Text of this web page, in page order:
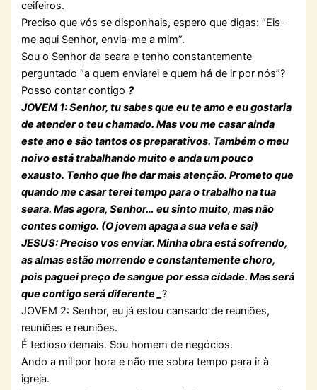
ceifeiros.
Preciso que vós se disponhais, espero que digas: “Eis-
me aqui Senhor, envia-me a mim”.
Sou o Senhor da seara e tenho constantemente
perguntado “a quem enviarei e quem há de ir por nós”?
Posso contar contigo ?
JOVEM 1: Senhor, tu sabes que eu te amo e eu gostaria
de atender o teu chamado. Mas vou me casar ainda
este ano e são tantos os preparativos. Também o meu
noivo está trabalhando muito e anda um pouco
exausto. Tenho que lhe dar mais atenção. Prometo que
quando me casar terei tempo para o trabalho na tua
seara. Mas agora, Senhor… eu sinto muito, mas não
contes comigo. (O jovem apaga a sua vela e sai)
JESUS: Preciso vos enviar. Minha obra está sofrendo,
as almas estão morrendo e constantemente choro,
pois paguei preço de sangue por essa cidade. Mas será
que contigo será diferente _?
JOVEM 2: Senhor, eu já estou cansado de reuniões,
reuniões e reuniões.
É tedioso demais. Sou homem de negócios.
Ando a mil por hora e não me sobra tempo para ir à
igreja.